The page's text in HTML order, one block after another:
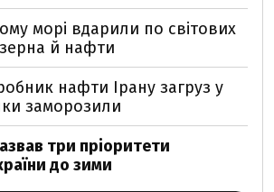
морі вдарили по світових
й нафти
нафти Ірану загруз у
заморозили
три пріоритети
до зими